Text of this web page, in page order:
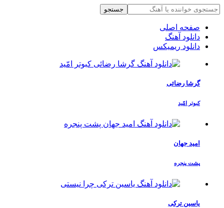
جستجو
صفحه اصلی
دانلود آهنگ
دانلود ریمیکس
گرشا رضائی
کبوتر امّید
امید جهان
پشت پنجره
یاسین ترکی